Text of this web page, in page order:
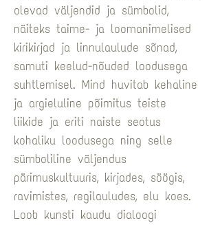
olevad väljendid ja sümbolid,
näiteks taime- ja loomanimelised
kirikirjad ja linnulaulude sõnad,
samuti keelud-nõuded loodusega
suhtlemisel. Mind huvitab kehaline
ja argieluline põimitus teiste
liikide ja eriti naiste seotus
kohaliku loodusega ning selle
sümboliline väljendus
pärimuskultuuris, kirjades, söögis,
ravimistes, regilauludes, elu koes.
Loob kunsti kaudu dialoogi